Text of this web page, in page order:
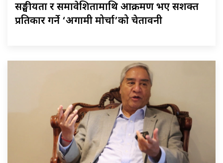
सङ्घीयता र समावेशितामाथि आक्रमण भए सशक्त
प्रतिकार गर्ने ‘अग्रगामी मोर्चा’को चेतावनी